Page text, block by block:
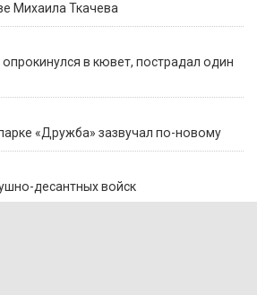
Михаила Ткачева
в кювет, пострадал один
«Дружба» зазвучал по-новому
десантных войск